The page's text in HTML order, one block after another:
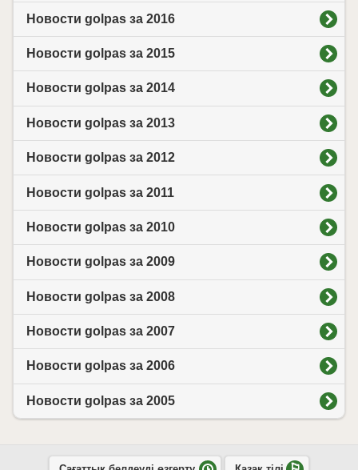
Новости golpas за 2016
Новости golpas за 2015
Новости golpas за 2014
Новости golpas за 2013
Новости golpas за 2012
Новости golpas за 2011
Новости golpas за 2010
Новости golpas за 2009
Новости golpas за 2008
Новости golpas за 2007
Новости golpas за 2006
Новости golpas за 2005